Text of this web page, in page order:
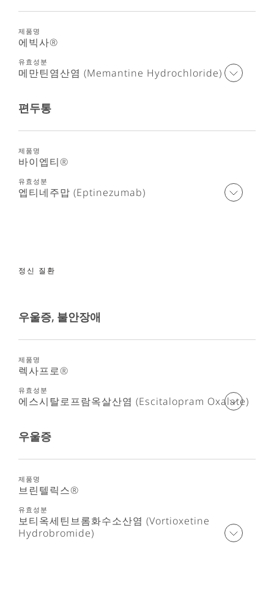
에빅사®
메만틴염산염 (Memantine Hydrochloride)
편두통
바이엡티®
엡티네주맙 (Eptinezumab)
정신 질환
우울증, 불안장애
렉사프로®
에스시탈로프람옥살산염 (Escitalopram Oxalate)
우울증
브린텔릭스®
보티옥세틴브롬화수소산염 (Vortioxetine
Hydrobromide)